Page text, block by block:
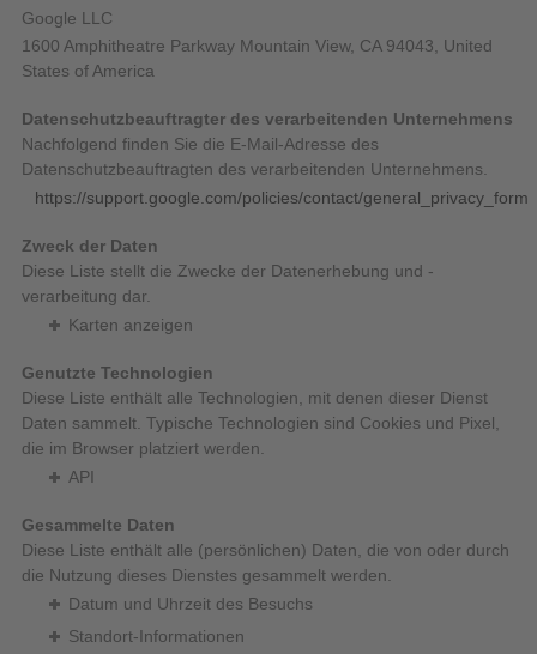
Google LLC
1600 Amphitheatre Parkway Mountain View, CA 94043, United
States of America
Datenschutzbeauftragter des verarbeitenden Unternehmens
Nachfolgend finden Sie die E-Mail-Adresse des
Datenschutzbeauftragten des verarbeitenden Unternehmens.
https://support.google.com/policies/contact/general_privacy_form
Zweck der Daten
Diese Liste stellt die Zwecke der Datenerhebung und -
verarbeitung dar.
Karten anzeigen
Genutzte Technologien
Diese Liste enthält alle Technologien, mit denen dieser Dienst
Daten sammelt. Typische Technologien sind Cookies und Pixel,
die im Browser platziert werden.
API
Gesammelte Daten
Diese Liste enthält alle (persönlichen) Daten, die von oder durch
die Nutzung dieses Dienstes gesammelt werden.
Datum und Uhrzeit des Besuchs
Standort-Informationen